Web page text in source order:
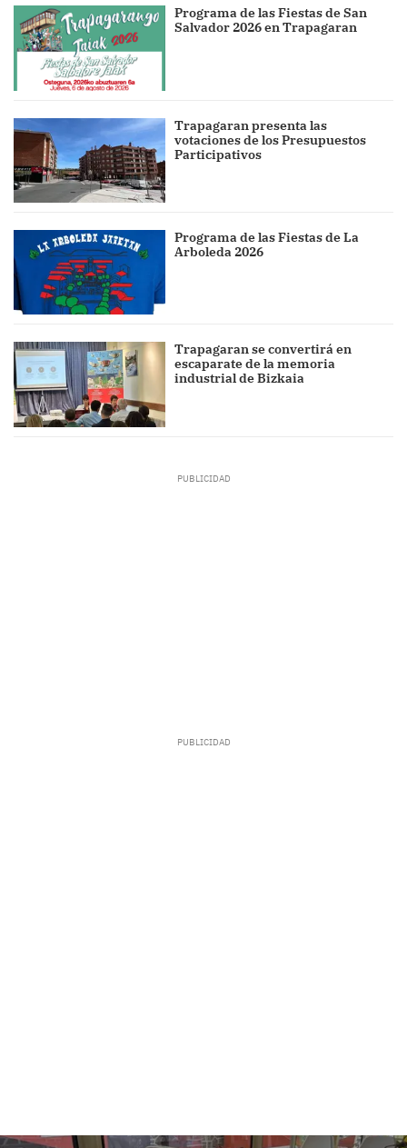
Programa de las Fiestas de San
Salvador 2026 en Trapagaran
Trapagaran presenta las
votaciones de los Presupuestos
Participativos
Programa de las Fiestas de La
Arboleda 2026
Trapagaran se convertirá en
escaparate de la memoria
industrial de Bizkaia